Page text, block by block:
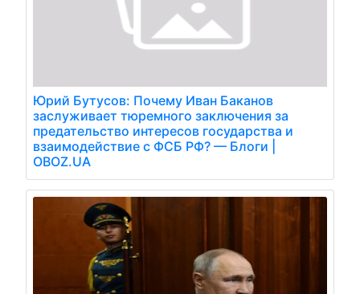
Юрий Бутусов: Почему Иван Баканов
заслуживает тюремного заключения за
предательство интересов государства и
взаимодействие с ФСБ РФ? — Блоги |
OBOZ.UA